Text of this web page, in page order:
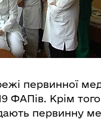
первинної
ФАПів. Крім того
первинну